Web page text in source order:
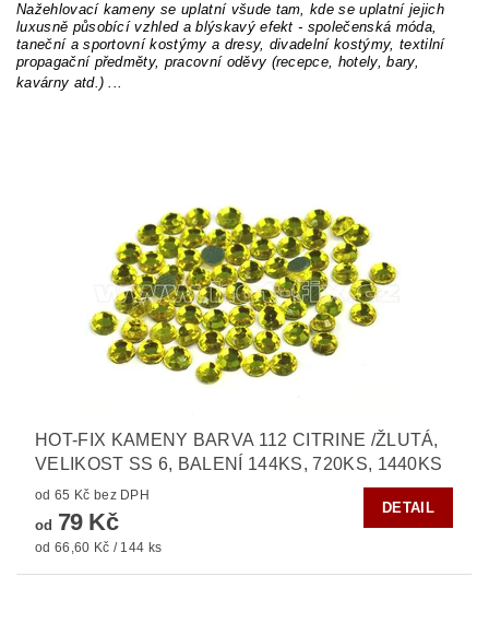
Nažehlovací kameny se uplatní všude tam, kde se uplatní jejich
luxusně působící vzhled a blýskavý efekt - společenská móda,
taneční a sportovní kostýmy a dresy, divadelní kostýmy, textilní
propagační předměty, pracovní oděvy (recepce, hotely, bary,
kavárny atd.) ...
HOT-FIX KAMENY BARVA 112 CITRINE /ŽLUTÁ,
VELIKOST SS 6, BALENÍ 144KS, 720KS, 1440KS
od 65 Kč bez DPH
od 79 Kč
od 66,60 Kč / 144 ks
DETAIL